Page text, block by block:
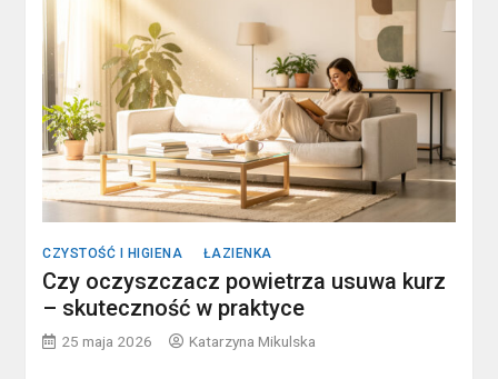
CZYSTOŚĆ I HIGIENA ŁAZIENKA
Czy oczyszczacz powietrza usuwa kurz
– skuteczność w praktyce
25 maja 2026 Katarzyna Mikulska